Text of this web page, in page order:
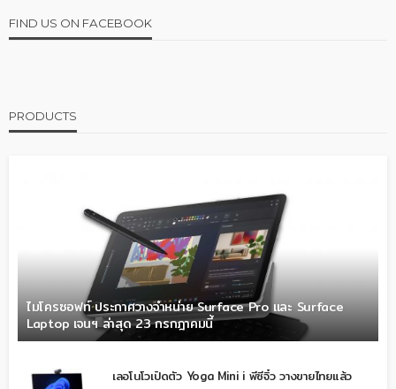
FIND US ON FACEBOOK
PRODUCTS
ไมโครซอฟท์ ประกาศวางจำหน่าย Surface Pro และ Surface
Laptop เจนฯ ล่าสุด 23 กรกฎาคมนี้
เลอโนโวเปิดตัว Yoga Mini i พีซีจิ๋ว วางขายไทยแล้ว